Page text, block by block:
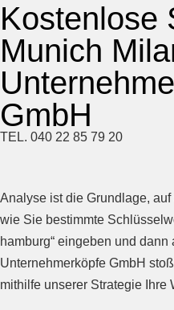
Kostenlose
Munich
GmbH
TEL. 040 22 85 79 20
Analyse ist die Grundlage,
wie Sie bestimmte
hamburg“ eingeben und dann
Unternehmerköpfe GmbH
mithilfe unserer Strategie Ihre